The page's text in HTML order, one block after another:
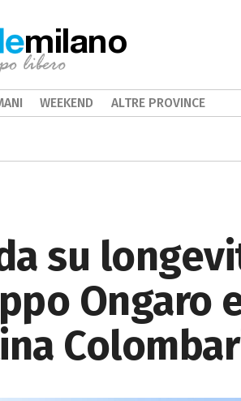
su
Ongaro
milano
WEEKEND ALTRE PROVINCE